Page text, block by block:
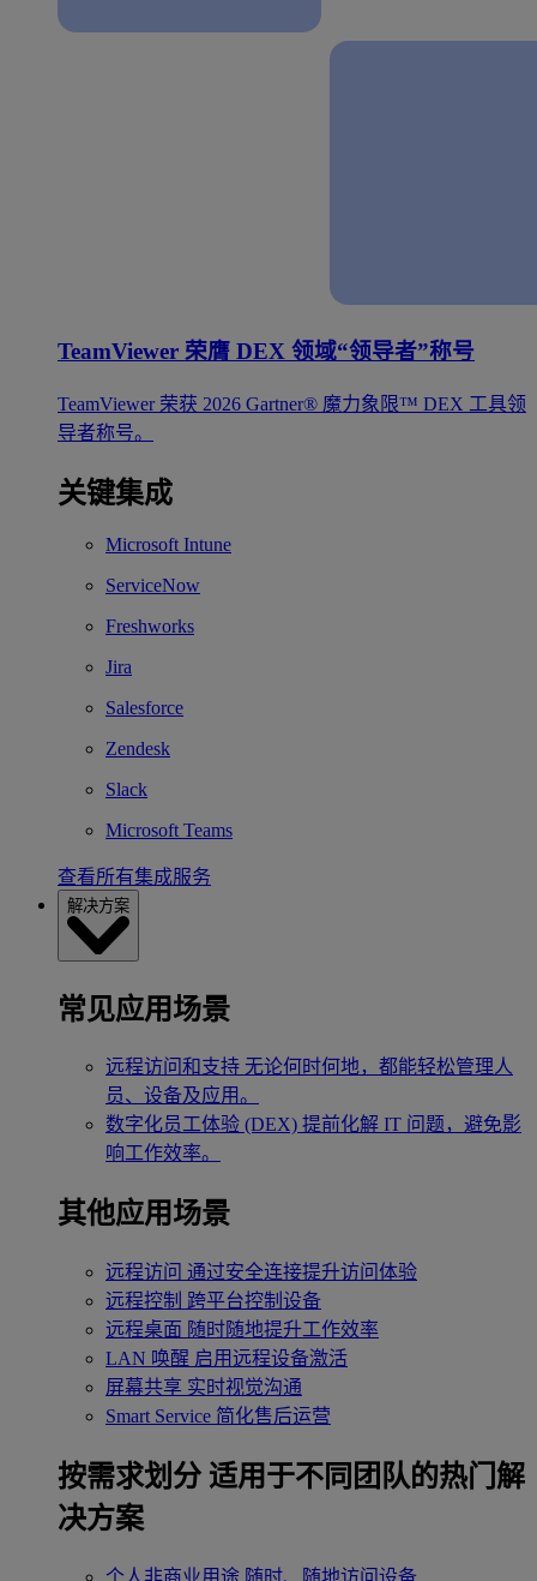
TeamViewer 荣膺 DEX 领域“领导者”称号
TeamViewer 荣获 2026 Gartner® 魔力象限™ DEX 工具领
导者称号。
关键集成
Microsoft Intune
ServiceNow
Freshworks
Jira
Salesforce
Zendesk
Slack
Microsoft Teams
查看所有集成服务
解决方案
常见应用场景
远程访问和支持 无论何时何地，都能轻松管理人
员、设备及应用。
数字化员工体验 (DEX) 提前化解 IT 问题，避免影
响工作效率。
其他应用场景
远程访问 通过安全连接提升访问体验
远程控制 跨平台控制设备
远程桌面 随时随地提升工作效率
LAN 唤醒 启用远程设备激活
屏幕共享 实时视觉沟通
Smart Service 简化售后运营
按需求划分 适用于不同团队的热门解
决方案
个人非商业用途 随时、随地访问设备